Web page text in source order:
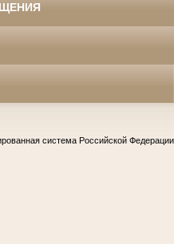
система Российской